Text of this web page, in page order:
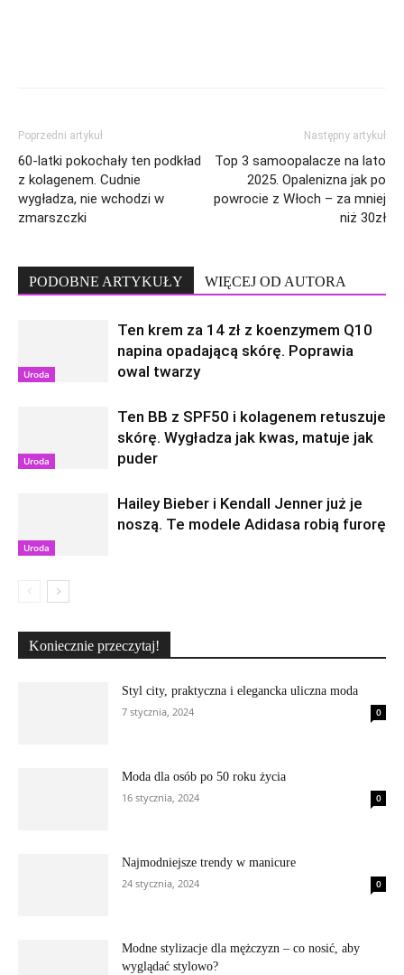
Poprzedni artykuł
60-latki pokochały ten podkład
z kolagenem. Cudnie
wygładza, nie wchodzi w
zmarszczki
Następny artykuł
Top 3 samoopalacze na lato
2025. Opalenizna jak po
powrocie z Włoch – za mniej
niż 30zł
PODOBNE ARTYKUŁY WIĘCEJ OD AUTORA
Uroda
Ten krem za 14 zł z koenzymem Q10
napina opadającą skórę. Poprawia
owal twarzy
Uroda
Ten BB z SPF50 i kolagenem retuszuje
skórę. Wygładza jak kwas, matuje jak
puder
Uroda
Hailey Bieber i Kendall Jenner już je
noszą. Te modele Adidasa robią furorę
Koniecznie przeczytaj!
Styl city, praktyczna i elegancka uliczna moda
7 stycznia, 2024
0
Moda dla osób po 50 roku życia
16 stycznia, 2024
0
Najmodniejsze trendy w manicure
24 stycznia, 2024
0
Modne stylizacje dla mężczyzn – co nosić, aby
wyglądać stylowo?